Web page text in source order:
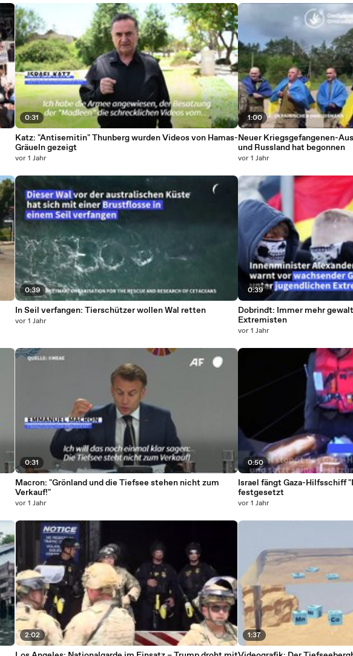
0:31
Katz: "Antisemitin" Thunberg wurden Videos von Hamas-
Gräueln gezeigt
vor 1 Jahr
0:39
In Seil verfangen: Tierschützer wollen Wal retten
vor 1 Jahr
0:31
Macron: "Grönland und die Tiefsee stehen nicht zum
Verkauf!"
vor 1 Jahr
2:02
1:00
Neuer Kriegsgefangenen-
und Russland hat begonnen
vor 1 Jahr
0:39
Dobrindt: Immer mehr
Extremisten
vor 1 Jahr
0:50
Israel fängt Gaza-Hilfsschiff
festgesetzt
vor 1 Jahr
1:37